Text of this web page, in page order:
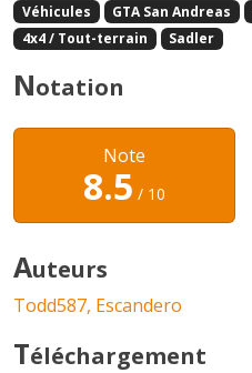
Véhicules GTA San Andreas
4x4 / Tout-terrain
Sadler
Notation
Note
8.5 / 10
Auteurs
Todd587, Escandero
Téléchargement